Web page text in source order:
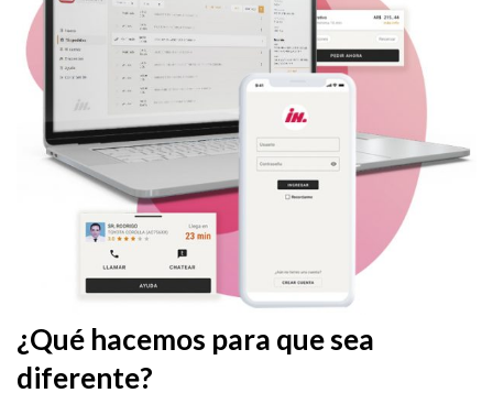
¿Qué hacemos para que sea
diferente?